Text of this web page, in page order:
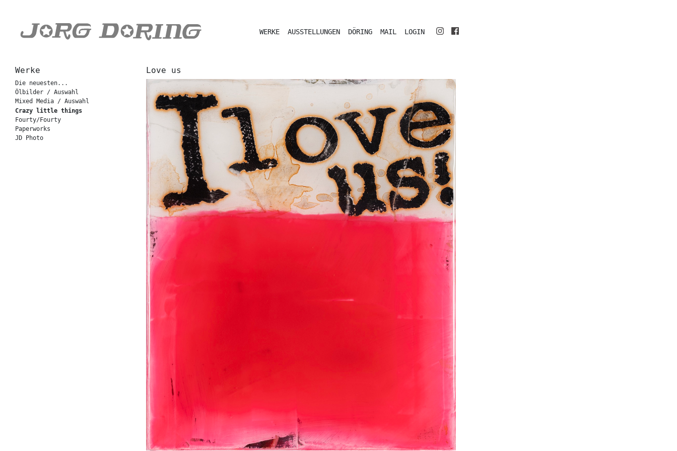
WERKE AUSSTELLUNGEN DÖRING MAIL LOGIN
Werke
Die neuesten...
Ölbilder / Auswahl
Mixed Media / Auswahl
Crazy little things
Fourty/Fourty
Paperworks
JD Photo
Love us